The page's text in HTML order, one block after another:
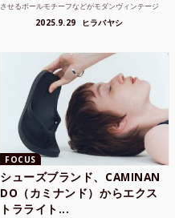
させるボールモチーフなどがモダンヴィンテージ
2025.9.29 ヒラバヤシ
FOCUS
シューズブランド、CAMINAN
DO（カミナンド）からエクス
トラライト...